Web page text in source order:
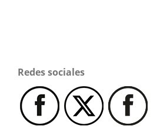
Redes sociales